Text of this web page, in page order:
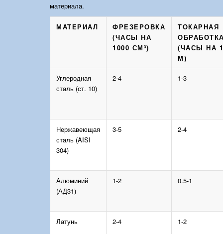
материала.
МАТЕРИАЛ
ФРЕЗЕРОВКА
(ЧАСЫ НА
1000 СМ³)
ТОКАРНАЯ
(ЧАСЫ НА 1
М)
Углеродная
сталь (ст. 10)
2-4 1-3
Нержавеющая
сталь (AISI
304)
3-5 2-4
Алюминий
(АД31)
1-2 0.5-1
Латунь 2-4 1-2